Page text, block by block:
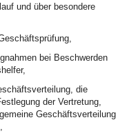
und über besondere
bei Beschwerden
die
der Vertretung,
Geschäftsverteilung